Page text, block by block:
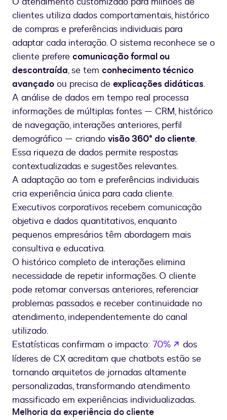
clientes utiliza dados comportamentais, histórico
de compras e preferências individuais para
adaptar cada interação. O sistema reconhece se o
cliente prefere comunicação formal ou
descontraída, se tem conhecimento técnico
avançado ou precisa de explicações didáticas.
A análise de dados em tempo real processa
informações de múltiplas fontes — CRM, histórico
de navegação, interações anteriores, perfil
demográfico — criando visão 360° do cliente.
Essa riqueza de dados permite respostas
contextualizadas e sugestões relevantes.
A adaptação ao tom e preferências individuais
cria experiência única para cada cliente.
Executivos corporativos recebem comunicação
objetiva e dados quantitativos, enquanto
pequenos empresários têm abordagem mais
consultiva e educativa.
O histórico completo de interações elimina
necessidade de repetir informações. O cliente
pode retomar conversas anteriores, referenciar
problemas passados e receber continuidade no
atendimento, independentemente do canal
utilizado.
Estatísticas confirmam o impacto: 70% se abre
dos
líderes de CX acreditam que chatbots estão se
tornando arquitetos de jornadas altamente
personalizadas, transformando atendimento
massificado em experiências individualizadas.
Melhoria da experiência do cliente